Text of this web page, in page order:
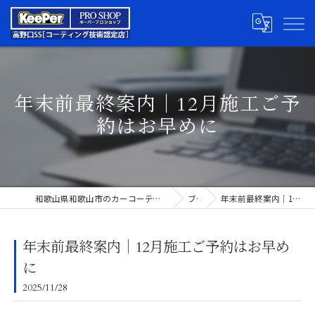
年末前最終案内｜12月施工ご予
約はお早めに
和歌山県和歌山市のカーコーティングならキーパープロショップ高野口SS ブログ 年末前最終案内｜12月施工ご予約はお早めに
年末前最終案内｜12月施工ご予約はお早め
に
2025/11/28